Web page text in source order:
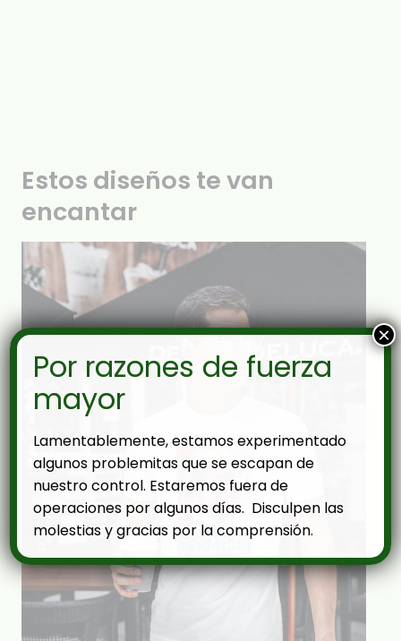
Estos diseños te van
encantar
Por razones de fuerza
mayor
Lamentablemente, estamos experimentado
algunos problemitas que se escapan de
nuestro control. Estaremos fuera de
operaciones por algunos días. Disculpen las
molestias y gracias por la comprensión.
×